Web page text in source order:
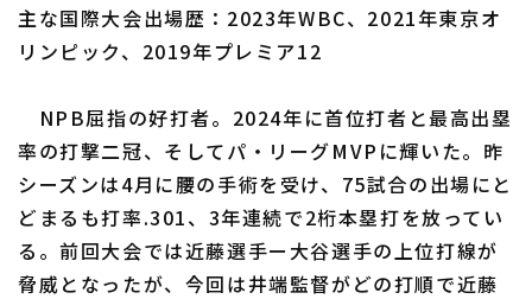
主な国際大会出場歴：2023年WBC、2021年東京オ
リンピック、2019年プレミア12
NPB屈指の好打者。2024年に首位打者と最高出塁
率の打撃二冠、そしてパ・リーグMVPに輝いた。昨
シーズンは4月に腰の手術を受け、75試合の出場にと
どまるも打率.301、3年連続で2桁本塁打を放ってい
る。前回大会では近藤選手ー大谷選手の上位打線が
脅威となったが、今回は井端監督がどの打順で近藤